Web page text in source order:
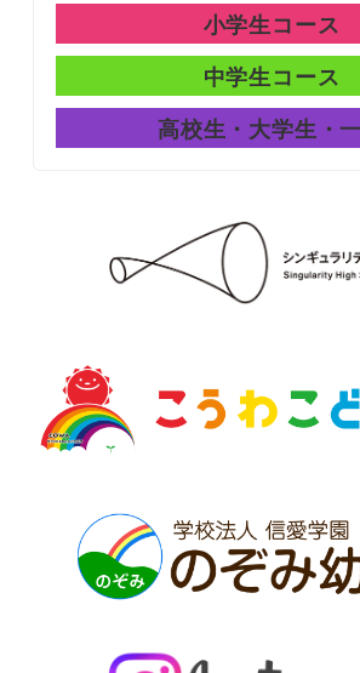
小学生コース
中学生コース
高校生・大学生・